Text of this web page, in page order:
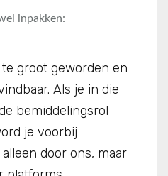
inpakken:
groot geworden en
Als je in die
bemiddelingsrol
je voorbij
door ons, maar